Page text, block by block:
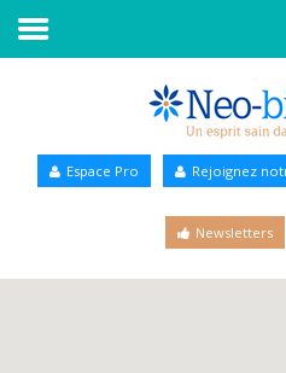
Annuaire Bien-être
Espace Pro Rejoignez
Newsletters